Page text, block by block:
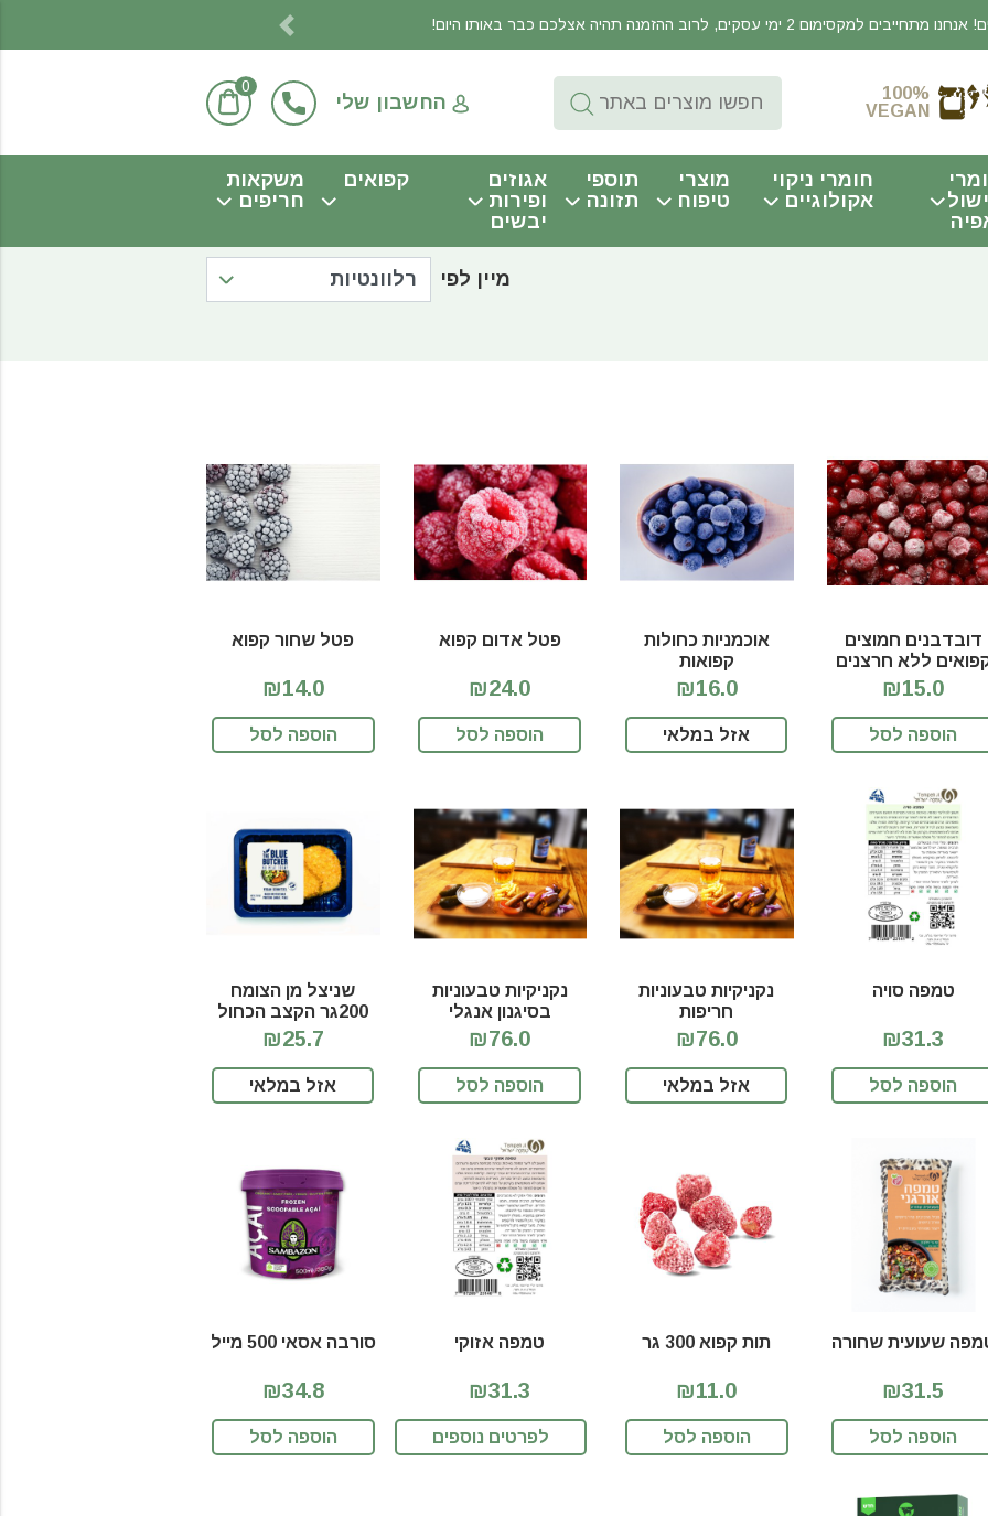
למקסימום 2 ימי עסקים, לרוב ההזמנה תהיה אצלכם כבר באותו היום!
Previous
100%
VEGAN
החשבון שלי
0
חומרי ניקוי
אקולוגיים
מוצרי
טיפוח
תוספי
תזונה
אגוזים
ופירות
יבשים
קפואים
משקאות
חריפים
מיין לפי
דובדבנים חמוצים
ללא חרצנים
₪15.0
הוספה לסל
אוכמניות כחולות
קפואות
₪16.0
אזל במלאי
פטל אדום קפוא
₪24.0
הוספה לסל
פטל שחור קפוא
₪14.0
הוספה לסל
טמפה סויה
₪31.3
הוספה לסל
נקניקיות טבעוניות
חריפות
₪76.0
אזל במלאי
נקניקיות טבעוניות
בסיגנון אנגלי
₪76.0
הוספה לסל
שניצל מן הצומח
200גר הקצב הכחול
₪25.7
אזל במלאי
שעועית שחורה
₪31.5
הוספה לסל
תות קפוא 300 גר
₪11.0
הוספה לסל
טמפה אזוקי
₪31.3
לפרטים נוספים
סורבה אסאי 500 מייל
₪34.8
הוספה לסל